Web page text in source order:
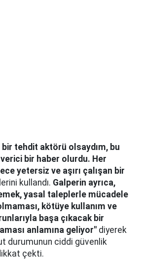
bir tehdit aktörü olsaydım, bu
bir haber olurdu. Her
yetersiz ve aşırı çalışan bir
kullandı. Galperin ayrıca,
yasal taleplerle mücadele
kötüye kullanım ve
başa çıkacak bir
anlamına geliyor" diyerek
durumunun ciddi güvenlik
çekti.